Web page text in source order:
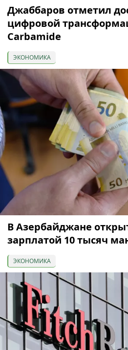
Джаббаров отметил
цифровой
Carbamide
ЭКОНОМИКА
В Азербайджане
зарплатой 10 тысяч
ЭКОНОМИКА